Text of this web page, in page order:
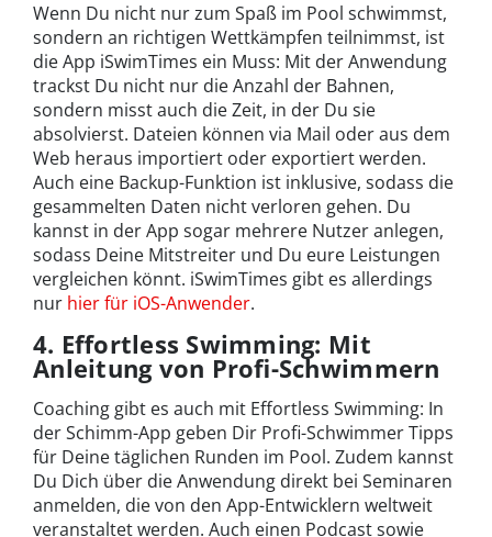
Wenn Du nicht nur zum Spaß im Pool schwimmst,
sondern an richtigen Wettkämpfen teilnimmst, ist
die App iSwimTimes ein Muss: Mit der Anwendung
trackst Du nicht nur die Anzahl der Bahnen,
sondern misst auch die Zeit, in der Du sie
absolvierst. Dateien können via Mail oder aus dem
Web heraus importiert oder exportiert werden.
Auch eine Backup-Funktion ist inklusive, sodass die
gesammelten Daten nicht verloren gehen. Du
kannst in der App sogar mehrere Nutzer anlegen,
sodass Deine Mitstreiter und Du eure Leistungen
vergleichen könnt. iSwimTimes gibt es allerdings
nur hier für iOS-Anwender.
4. Effortless Swimming: Mit
Anleitung von Profi-Schwimmern
Coaching gibt es auch mit Effortless Swimming: In
der Schimm-App geben Dir Profi-Schwimmer Tipps
für Deine täglichen Runden im Pool. Zudem kannst
Du Dich über die Anwendung direkt bei Seminaren
anmelden, die von den App-Entwicklern weltweit
veranstaltet werden. Auch einen Podcast sowie